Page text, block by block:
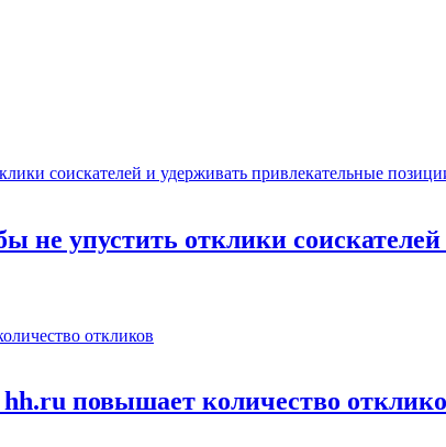
не упустить отклики
повышает количество